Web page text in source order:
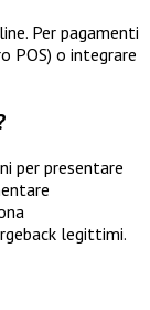
Per pagamenti
POS) o integrare
per presentare
legittimi.